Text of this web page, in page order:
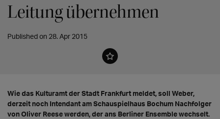
Leitung übernehmen
Published on 28. Apr 2015
Wie das Kulturamt der Stadt Frankfurt meldet, soll Weber,
derzeit noch Intendant am Schauspielhaus Bochum Nachfolger
von Oliver Reese werden, der ans Berliner Ensemble wechselt.